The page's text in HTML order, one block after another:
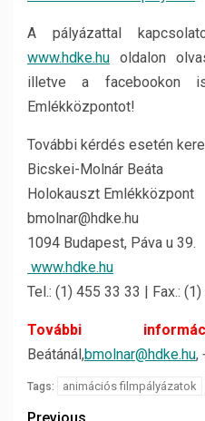
A pályázattal
www.hdke.hu oldalon
illetve a facebookon
Emlékközpontot!
További kérdés esetén
Bicskei-Molnár Beáta
Holokauszt Emlékközpont
bmolnar@hdke.hu
1094 Budapest, Páva u 39.
www.hdke.hu
Tel.: (1) 455 33 33 | Fax.:
További
Beátánál,bmolnar@hdke.hu,
Tags: animációs filmpályázatok